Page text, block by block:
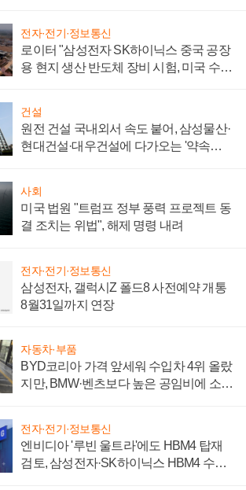
전자·전기·정보통신
로이터 "삼성전자 SK하이닉스 중국 공장
용 현지 생산 반도체 장비 시험, 미국 수출
건설
원전 건설 국내외서 속도 붙어, 삼성물산·
현대건설·대우건설에 다가오는 '약속의
사회
미국 법원 "트럼프 정부 풍력 프로젝트 동
결 조치는 위법", 해제 명령 내려
전자·전기·정보통신
삼성전자, 갤럭시Z 폴드8 사전예약 개통
8월31일까지 연장
자동차·부품
BYD코리아 가격 앞세워 수입차 4위 올랐
지만, BMW·벤츠보다 높은 공임비에 소비
전자·전기·정보통신
엔비디아 '루빈 울트라'에도 HBM4 탑재
검토, 삼성전자·SK하이닉스 HBM4 수율